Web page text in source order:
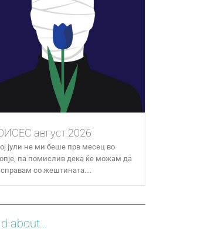
август 2026
јули не ми беше прв месец во
па помислив дека ќе можам да
со жештината....
about...